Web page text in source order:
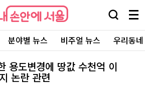
검
창
열
기
메
뉴
전
체
보
분야별 뉴스 비주얼 뉴스 우리동
용도변경에 땅값 수천억 이
논란 관련